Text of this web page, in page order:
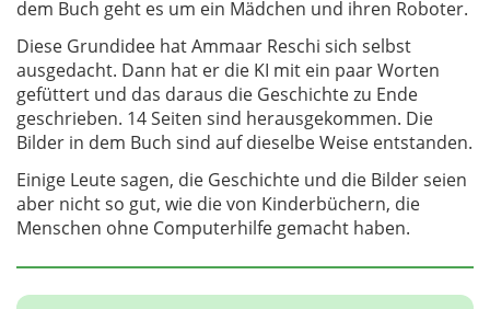
dem Buch geht es um ein Mädchen und ihren Roboter.
Diese Grundidee hat Ammaar Reschi sich selbst
ausgedacht. Dann hat er die KI mit ein paar Worten
gefüttert und das daraus die Geschichte zu Ende
geschrieben. 14 Seiten sind herausgekommen. Die
Bilder in dem Buch sind auf dieselbe Weise entstanden.
Einige Leute sagen, die Geschichte und die Bilder seien
aber nicht so gut, wie die von Kinderbüchern, die
Menschen ohne Computerhilfe gemacht haben.